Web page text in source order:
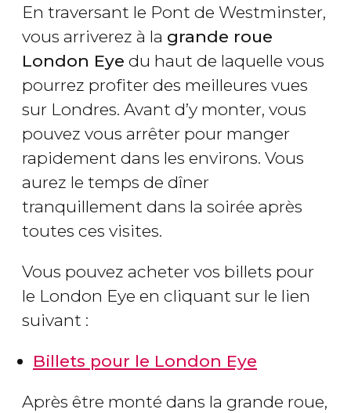
En traversant le Pont de Westminster,
vous arriverez à la grande roue
London Eye du haut de laquelle vous
pourrez profiter des meilleures vues
sur Londres. Avant d’y monter, vous
pouvez vous arrêter pour manger
rapidement dans les environs. Vous
aurez le temps de dîner
tranquillement dans la soirée après
toutes ces visites.
Vous pouvez acheter vos billets pour
le London Eye en cliquant sur le lien
suivant :
Billets pour le London Eye
Après être monté dans la grande roue,